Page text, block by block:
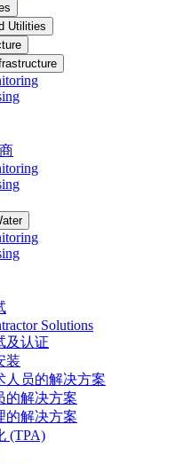
Utilities
Solutions
及认证
装
人员的解决方案
的解决方案
的解决方案
(TPA)